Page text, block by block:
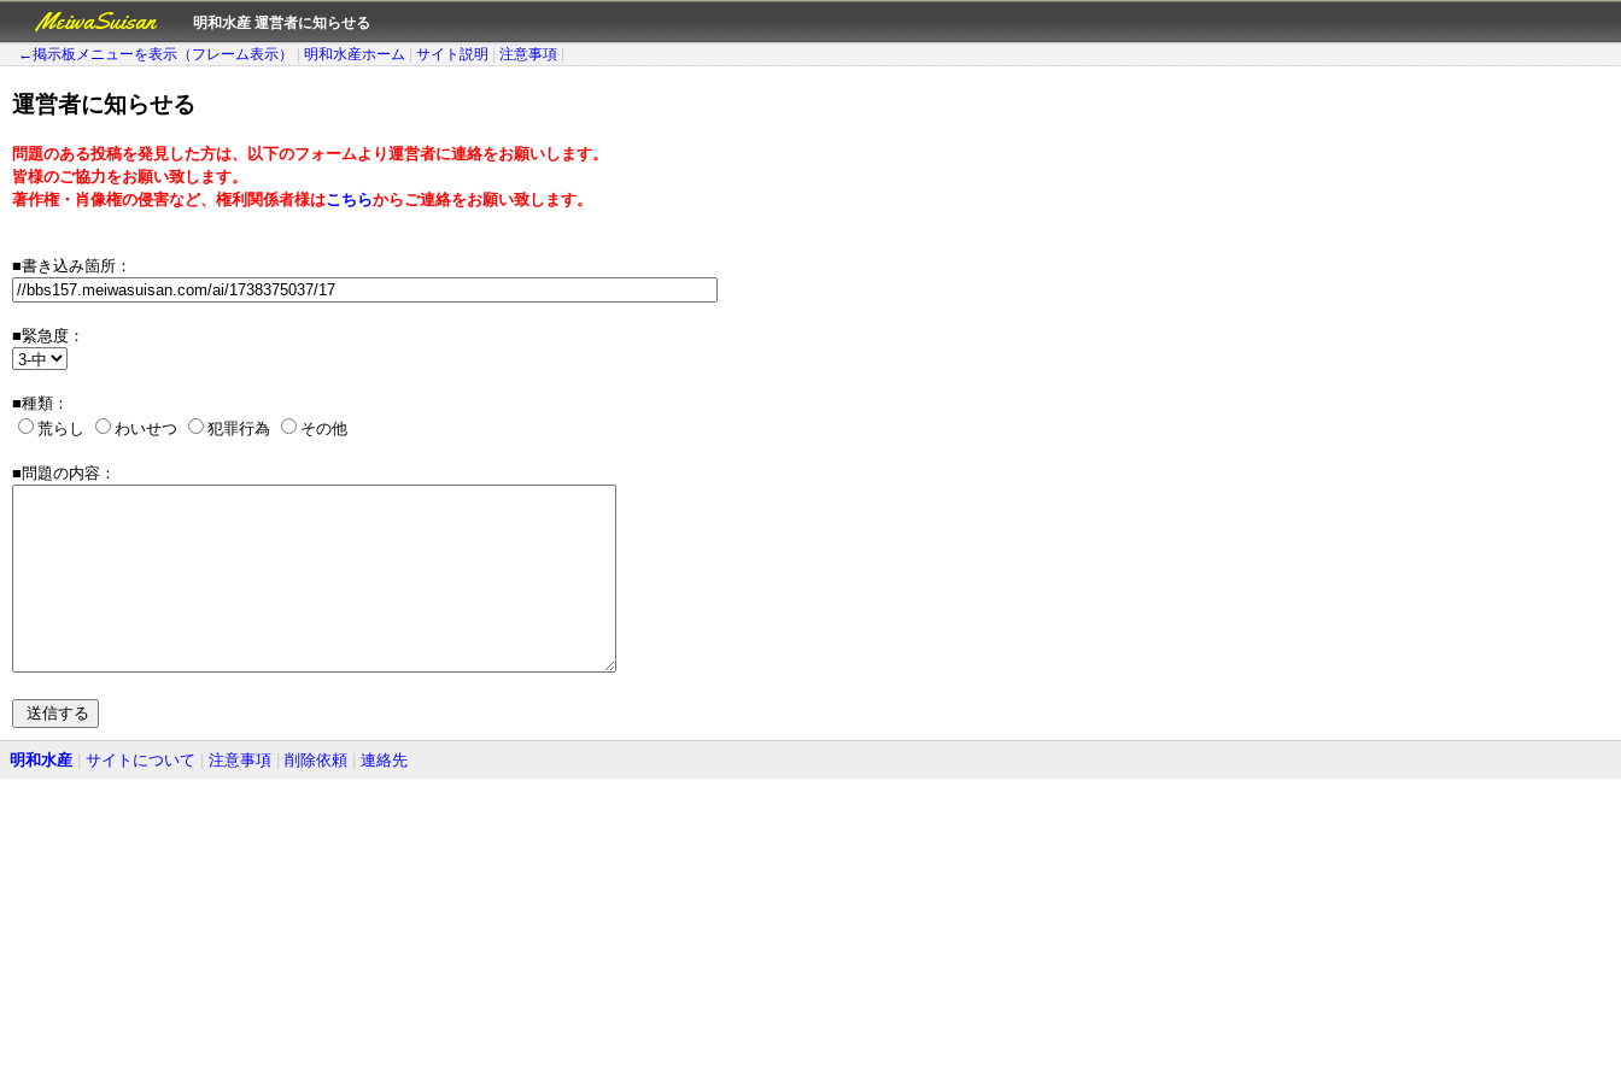
MeiwaSuisan
明和水産 運営者に知らせる
←掲示板メニューを表示（フレーム表示）
明和水産ホーム サイト説明 注意事項
運営者に知らせる
問題のある投稿を発見した方は、以下のフォームより運営者に連絡をお願いします。
皆様のご協力をお願い致します。
著作権・肖像権の侵害など、権利関係者様はこちらからご連絡をお願い致します。
■書き込み箇所：
■緊急度：
■種類：
荒らし
わいせつ 犯罪行為 その他
■問題の内容：
明和水産 サイトについて 注意事項 削除依頼 連絡先